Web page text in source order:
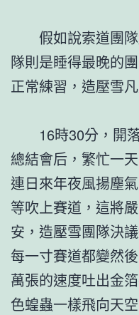
假如說索道團隊
隊則是睡得最晚的
正常練習，造壓雪
16時30分，開
總結會后，繁忙一
連日來年夜風揚塵
等吹上賽道，這將
安，造壓雪團隊決
每一寸賽道都變然
萬張的速度吐出金
色蝗蟲一樣飛向天